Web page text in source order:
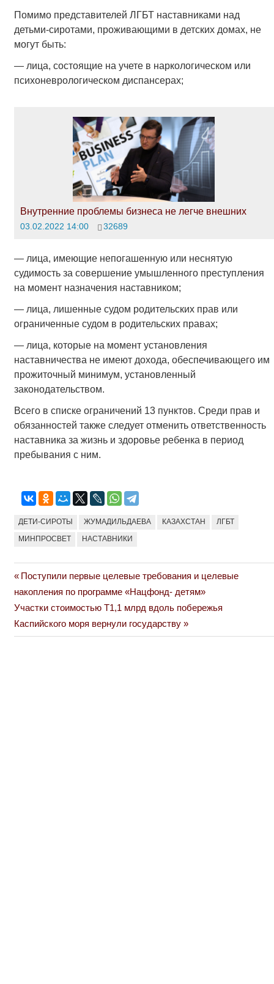
Помимо представителей ЛГБТ наставниками над
детьми-сиротами, проживающими в детских домах, не
могут быть:
— лица, состоящие на учете в наркологическом или
психоневрологическом диспансерах;
Внутренние проблемы бизнеса не легче внешних
03.02.2022 14:00 32689
— лица, имеющие непогашенную или неснятую
судимость за совершение умышленного преступления
на момент назначения наставником;
— лица, лишенные судом родительских прав или
ограниченные судом в родительских правах;
— лица, которые на момент установления
наставничества не имеют дохода, обеспечивающего им
прожиточный минимум, установленный
законодательством.
Всего в списке ограничений 13 пунктов. Среди прав и
обязанностей также следует отменить ответственность
наставника за жизнь и здоровье ребенка в период
пребывания с ним.
ДЕТИ-СИРОТЫ ЖУМАДИЛЬДАЕВА КАЗАХСТАН ЛГБТ
МИНПРОСВЕТ НАСТАВНИКИ
Навигация
по
записям
Previous
Post:
Поступили первые целевые требования и целевые
накопления по программе «Нацфонд- детям»
Next
Post:
Участки стоимостью Т1,1 млрд вдоль побережья
Каспийского моря вернули государству